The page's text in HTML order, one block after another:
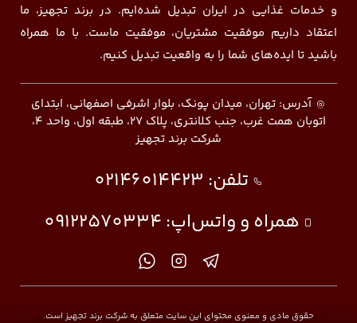
و خدمات غذایی در ایران تبدیل شده‌ایم. در برند تجهیز، ما
اعتقاد داریم موفقیت مشتریان، موفقیت ماست. با ما همراه
باشید تا ایده‌های شما را به واقعیت تبدیل کنیم.
آدرس: تهران، میدان پونک، بلوار اشرفی اصفهانی، ابتدای
اتوبان همت غرب، جنب کلانتری، پلاک ۲۷، طبقه اول، واحد ۴،
شرکت برند تجهیز
تلفن: 02146014423
همراه و واتس‌اپ:09122570334
حقوق مادی و معنوی محتوای این سایت متعلق به شرکت برند تجهیز است.